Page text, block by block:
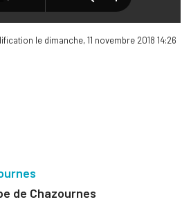
le dimanche, 11 novembre 2018 14:26
de Chazournes